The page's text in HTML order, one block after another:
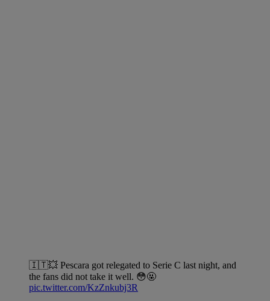
🇮🇹💥 Pescara got relegated to Serie C last night, and
the fans did not take it well. 😳🤬
pic.twitter.com/KzZnkubj3R